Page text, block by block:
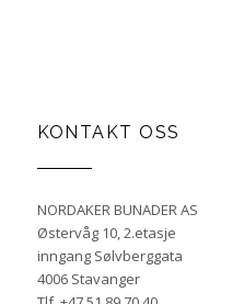
KONTAKT OSS
NORDAKER BUNADER AS
Østervåg 10, 2.etasje
inngang Sølvberggata
4006 Stavanger